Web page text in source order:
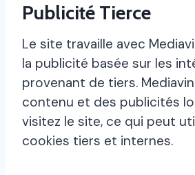
Publicité Tierce
Le site travaille avec
la publicité basée sur les
provenant de tiers.
contenu et des publicités
visitez le site, ce qui peut
cookies tiers et internes.